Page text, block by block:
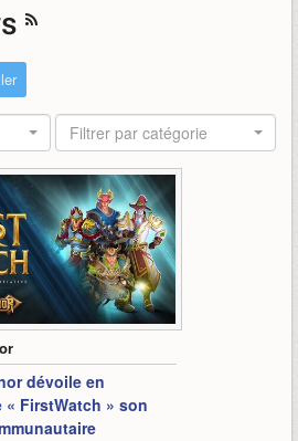
Filtrer par catégorie
-
dévoile en
FirstWatch » son